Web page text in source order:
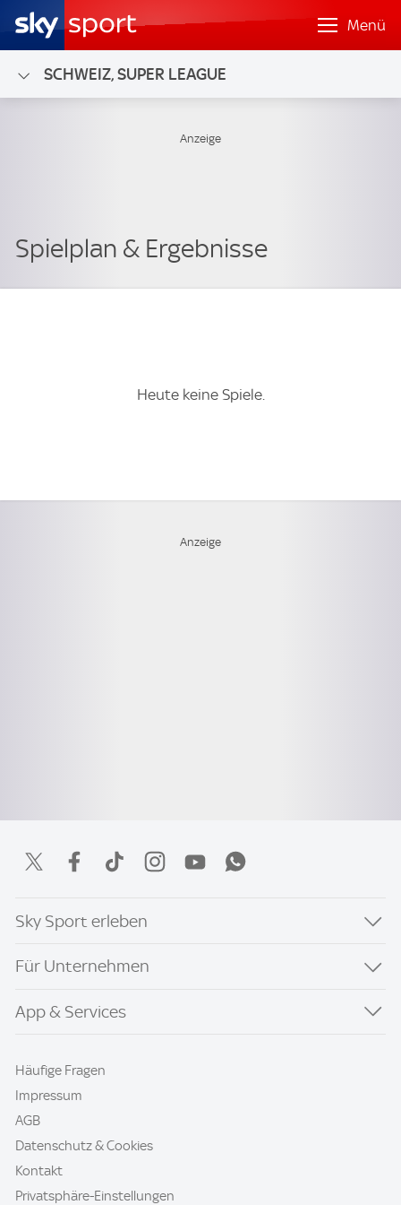
Menü
SCHWEIZ, SUPER LEAGUE
Heute keine Spiele.
Sky Sport erleben
Für Unternehmen
App & Services
Häufige Fragen
Impressum
AGB
Datenschutz & Cookies
Kontakt
Privatsphäre-Einstellungen